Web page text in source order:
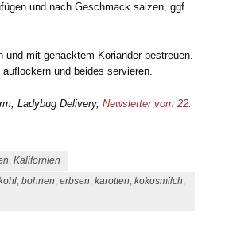
und nach Geschmack salzen, ggf.
und mit gehacktem Koriander bestreuen.
und beides servieren.
Ladybug Delivery,Newsletter vom 22.
,Kalifornien
,bohnen ,erbsen ,karotten ,kokosmilch